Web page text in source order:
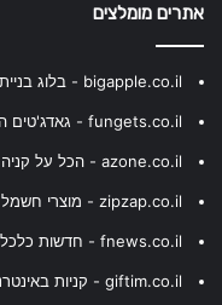
אתרים מומלצים
bigapple.co.il - בלוג בניית אתרים
fungets.co.il - גאדג'טים הכי שווים
azone.co.il - הכל על קניה באמזון
zipzap.co.il - מוצרי חשמל במחירים הגיוניים
fnews.co.il - חדשות כלכלה
giftim.co.il - קניות באינטרנט